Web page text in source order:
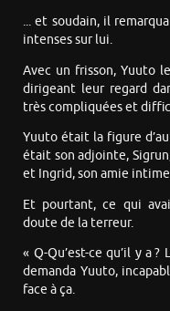
... et soudain, il
intenses sur lui.
Avec un frisson, Yuuto
dirigeant leur regard
très compliquées et
Yuuto était la figure
était son adjointe,
et Ingrid, son amie
Et pourtant, ce qui
doute de la terreur.
« Q-Qu’est-ce qu’il y a
demanda Yuuto,
face à ça.